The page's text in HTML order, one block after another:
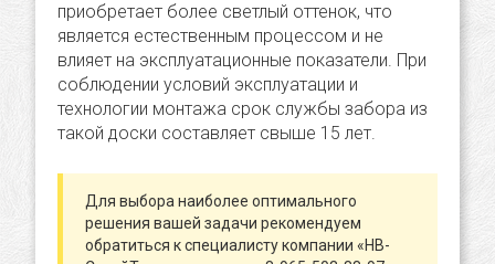
приобретает более светлый оттенок, что
является естественным процессом и не
влияет на эксплуатационные показатели. При
соблюдении условий эксплуатации и
технологии монтажа срок службы забора из
такой доски составляет свыше 15 лет.
Для выбора наиболее оптимального
решения вашей задачи рекомендуем
обратиться к специалисту компании «НВ-